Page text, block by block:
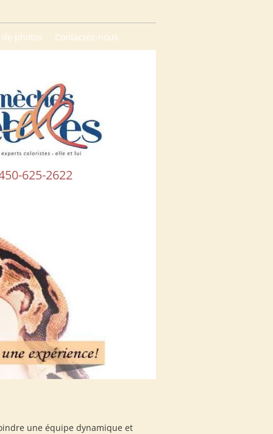
photos Contactez-nous
625-2622
une équipe dynamique et